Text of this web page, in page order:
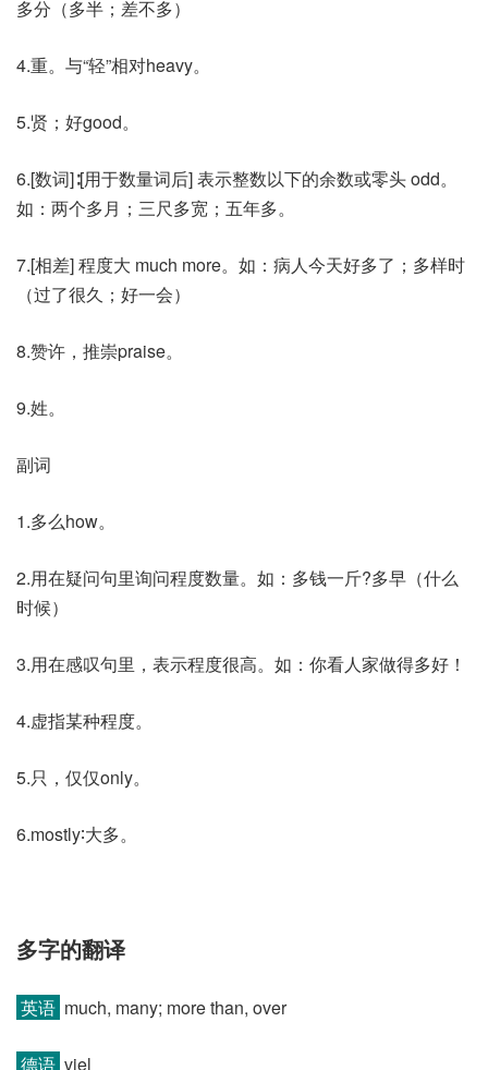
多分（多半；差不多）
4.重。与“轻”相对heavy。
5.贤；好good。
6.[数词]∶[用于数量词后] 表示整数以下的余数或零头 odd。
如：两个多月；三尺多宽；五年多。
7.[相差] 程度大 much more。如：病人今天好多了；多样时
（过了很久；好一会）
8.赞许，推崇praise。
9.姓。
副词
1.多么how。
2.用在疑问句里询问程度数量。如：多钱一斤?多早（什么
时候）
3.用在感叹句里，表示程度很高。如：你看人家做得多好！
4.虚指某种程度。
5.只，仅仅only。
6.mostly∶大多。
多字的翻译
英语 much, many; more than, over
德语 viel